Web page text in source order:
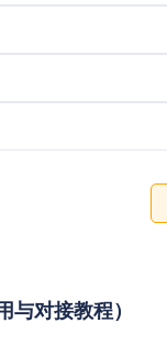
对接教程）